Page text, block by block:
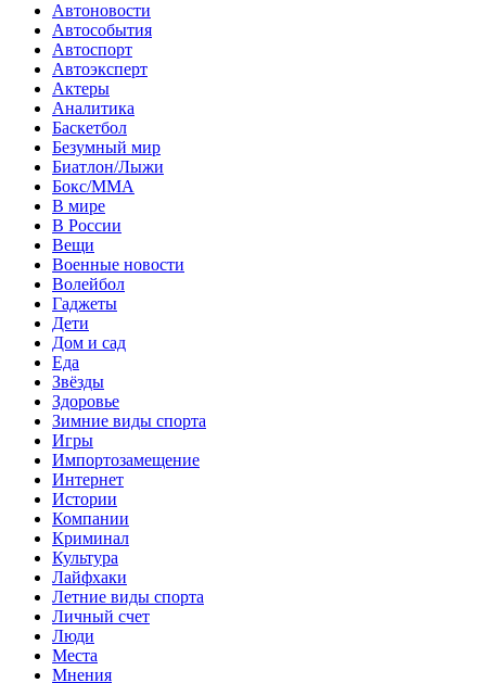
Автоновости
Автособытия
Автоспорт
Автоэксперт
Актеры
Аналитика
Баскетбол
Безумный мир
Биатлон/Лыжи
Бокс/MMA
В мире
В России
Вещи
Военные новости
Волейбол
Гаджеты
Дети
Дом и сад
Еда
Звёзды
Здоровье
Зимние виды спорта
Игры
Импортозамещение
Интернет
Истории
Компании
Криминал
Культура
Лайфхаки
Летние виды спорта
Личный счет
Люди
Места
Мнения